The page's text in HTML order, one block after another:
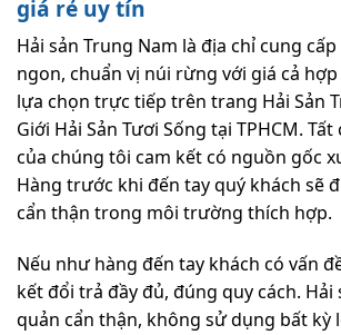
giá rẻ uy tín
Hải sản Trung Nam là địa chỉ cung
ngon, chuẩn vị núi rừng với giá cả hợp
lựa chọn trực tiếp trên trang Hải Sản
Giới Hải Sản Tươi Sống tại TPHCM. Tất
của chúng tôi cam kết có nguồn gốc
Hàng trước khi đến tay quý khách sẽ
cẩn thận trong môi trường thích hợp.
Nếu như hàng đến tay khách có vấn
kết đổi trả đầy đủ, đúng quy cách. Hải
quản cẩn thận, không sử dụng bất kỳ